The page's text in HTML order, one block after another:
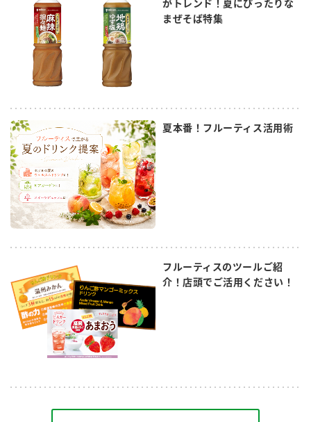
がトレンド！夏にぴったりな
まぜそば特集
夏本番！フルーティス活用術
フルーティスのツールご紹
介！店頭でご活用ください！